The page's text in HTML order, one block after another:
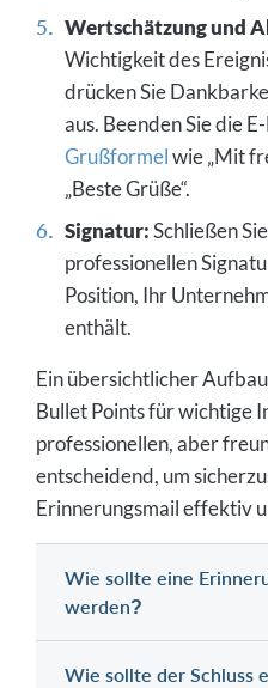
Wertschätzung und
Wichtigkeit des
drücken Sie
aus. Beenden Sie die
Grußformelwie „Mit
„Beste Grüße“.
Signatur:Schließen
professionellen
Position, Ihr
enthält.
Ein übersichtlicher
Bullet Points für wichtige
professionellen, aber
entscheidend, um
Erinnerungsmail effektiv
Wie sollte eine
werden?
Wie sollte der Schluss